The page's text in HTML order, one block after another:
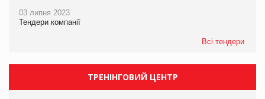
03 липня 2023
Тендери компанії
Всі тендери
ТРЕНІНГОВИЙ ЦЕНТР